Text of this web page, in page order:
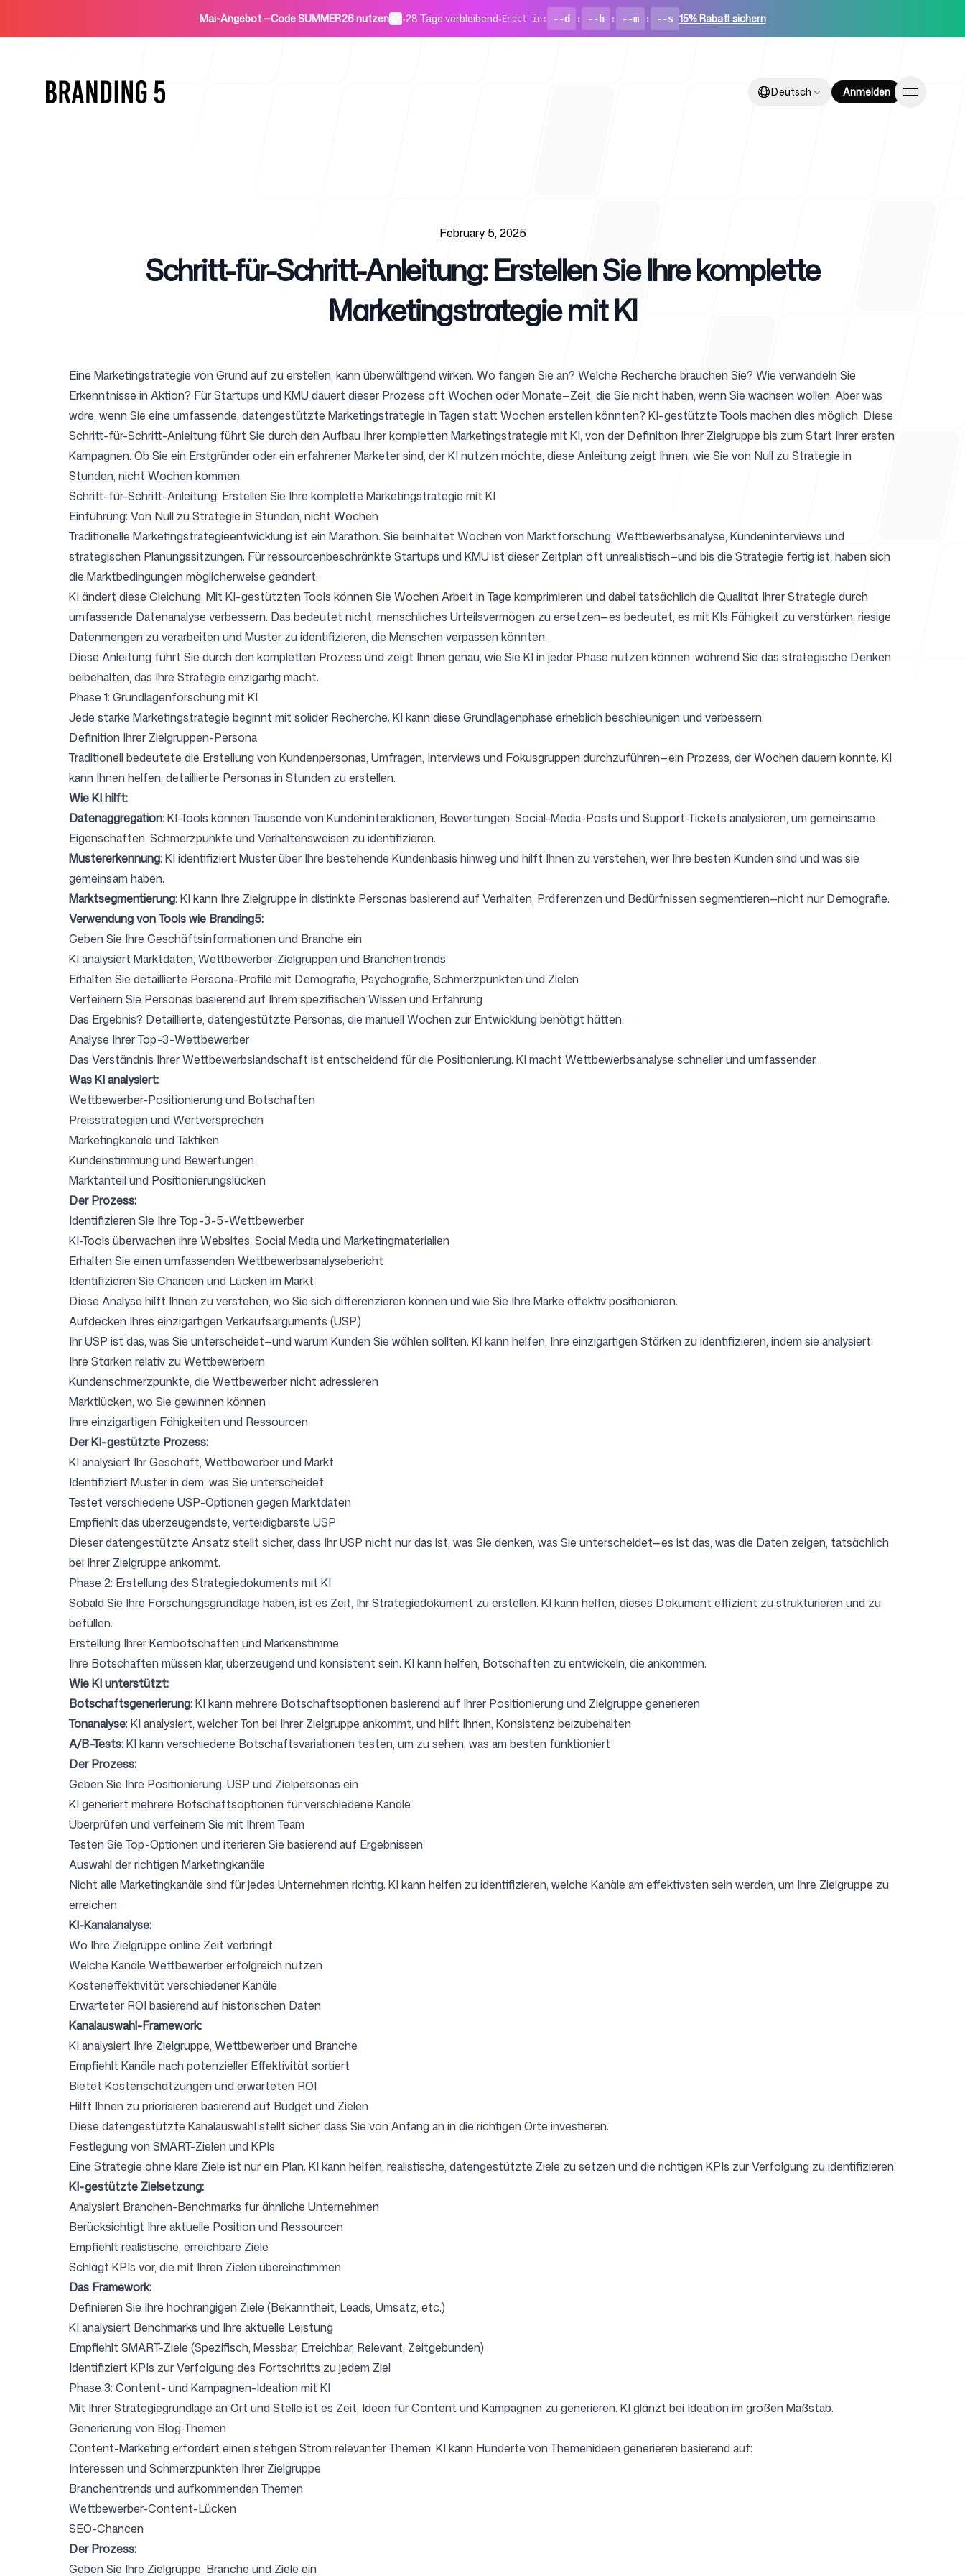
Mai-Angebot—Code SUMMER26 nutzen •28 Tage verbleibend• Endet in : --d : --h : --m : --s 15% Rabatt sichern
Deutsch Anmelden
Deutsch Anmelden
Blog
Preise Support
Kostenlose Tools
Kontakt
Anmelden Registrieren
February 5, 2025
Schritt-für-Schritt-Anleitung: Erstellen Sie Ihre komplette
Marketingstrategie mit KI
Eine Marketingstrategie von Grund auf zu erstellen, kann überwältigend wirken. Wo fangen Sie an? Welche Recherche brauchen Sie? Wie verwandeln Sie
Erkenntnisse in Aktion? Für Startups und KMU dauert dieser Prozess oft Wochen oder Monate—Zeit, die Sie nicht haben, wenn Sie wachsen wollen. Aber was
wäre, wenn Sie eine umfassende, datengestützte Marketingstrategie in Tagen statt Wochen erstellen könnten? KI-gestützte Tools machen dies möglich. Diese
Schritt-für-Schritt-Anleitung führt Sie durch den Aufbau Ihrer kompletten Marketingstrategie mit KI, von der Definition Ihrer Zielgruppe bis zum Start Ihrer ersten
Kampagnen. Ob Sie ein Erstgründer oder ein erfahrener Marketer sind, der KI nutzen möchte, diese Anleitung zeigt Ihnen, wie Sie von Null zu Strategie in
Stunden, nicht Wochen kommen.
Schritt-für-Schritt-Anleitung: Erstellen Sie Ihre komplette Marketingstrategie mit KI
Einführung: Von Null zu Strategie in Stunden, nicht Wochen
Traditionelle Marketingstrategieentwicklung ist ein Marathon. Sie beinhaltet Wochen von Marktforschung, Wettbewerbsanalyse, Kundeninterviews und
strategischen Planungssitzungen. Für ressourcenbeschränkte Startups und KMU ist dieser Zeitplan oft unrealistisch—und bis die Strategie fertig ist, haben sich
die Marktbedingungen möglicherweise geändert.
KI ändert diese Gleichung. Mit KI-gestützten Tools können Sie Wochen Arbeit in Tage komprimieren und dabei tatsächlich die Qualität Ihrer Strategie durch
umfassende Datenanalyse verbessern. Das bedeutet nicht, menschliches Urteilsvermögen zu ersetzen—es bedeutet, es mit KIs Fähigkeit zu verstärken, riesige
Datenmengen zu verarbeiten und Muster zu identifizieren, die Menschen verpassen könnten.
Diese Anleitung führt Sie durch den kompletten Prozess und zeigt Ihnen genau, wie Sie KI in jeder Phase nutzen können, während Sie das strategische Denken
beibehalten, das Ihre Strategie einzigartig macht.
Phase 1: Grundlagenforschung mit KI
Jede starke Marketingstrategie beginnt mit solider Recherche. KI kann diese Grundlagenphase erheblich beschleunigen und verbessern.
Definition Ihrer Zielgruppen-Persona
Traditionell bedeutete die Erstellung von Kundenpersonas, Umfragen, Interviews und Fokusgruppen durchzuführen—ein Prozess, der Wochen dauern konnte. KI
kann Ihnen helfen, detaillierte Personas in Stunden zu erstellen.
Wie KI hilft:
Datenaggregation: KI-Tools können Tausende von Kundeninteraktionen, Bewertungen, Social-Media-Posts und Support-Tickets analysieren, um gemeinsame
Eigenschaften, Schmerzpunkte und Verhaltensweisen zu identifizieren.
Mustererkennung: KI identifiziert Muster über Ihre bestehende Kundenbasis hinweg und hilft Ihnen zu verstehen, wer Ihre besten Kunden sind und was sie
gemeinsam haben.
Marktsegmentierung: KI kann Ihre Zielgruppe in distinkte Personas basierend auf Verhalten, Präferenzen und Bedürfnissen segmentieren—nicht nur Demografie.
Verwendung von Tools wie Branding5:
Geben Sie Ihre Geschäftsinformationen und Branche ein
KI analysiert Marktdaten, Wettbewerber-Zielgruppen und Branchentrends
Erhalten Sie detaillierte Persona-Profile mit Demografie, Psychografie, Schmerzpunkten und Zielen
Verfeinern Sie Personas basierend auf Ihrem spezifischen Wissen und Erfahrung
Das Ergebnis? Detaillierte, datengestützte Personas, die manuell Wochen zur Entwicklung benötigt hätten.
Analyse Ihrer Top-3-Wettbewerber
Das Verständnis Ihrer Wettbewerbslandschaft ist entscheidend für die Positionierung. KI macht Wettbewerbsanalyse schneller und umfassender.
Was KI analysiert:
Wettbewerber-Positionierung und Botschaften
Preisstrategien und Wertversprechen
Marketingkanäle und Taktiken
Kundenstimmung und Bewertungen
Marktanteil und Positionierungslücken
Der Prozess:
Identifizieren Sie Ihre Top-3-5-Wettbewerber
KI-Tools überwachen ihre Websites, Social Media und Marketingmaterialien
Erhalten Sie einen umfassenden Wettbewerbsanalysebericht
Identifizieren Sie Chancen und Lücken im Markt
Diese Analyse hilft Ihnen zu verstehen, wo Sie sich differenzieren können und wie Sie Ihre Marke effektiv positionieren.
Aufdecken Ihres einzigartigen Verkaufsarguments (USP)
Ihr USP ist das, was Sie unterscheidet—und warum Kunden Sie wählen sollten. KI kann helfen, Ihre einzigartigen Stärken zu identifizieren, indem sie analysiert:
Ihre Stärken relativ zu Wettbewerbern
Kundenschmerzpunkte, die Wettbewerber nicht adressieren
Marktlücken, wo Sie gewinnen können
Ihre einzigartigen Fähigkeiten und Ressourcen
Der KI-gestützte Prozess:
KI analysiert Ihr Geschäft, Wettbewerber und Markt
Identifiziert Muster in dem, was Sie unterscheidet
Testet verschiedene USP-Optionen gegen Marktdaten
Empfiehlt das überzeugendste, verteidigbarste USP
Dieser datengestützte Ansatz stellt sicher, dass Ihr USP nicht nur das ist, was Sie denken, was Sie unterscheidet—es ist das, was die Daten zeigen, tatsächlich
bei Ihrer Zielgruppe ankommt.
Phase 2: Erstellung des Strategiedokuments mit KI
Sobald Sie Ihre Forschungsgrundlage haben, ist es Zeit, Ihr Strategiedokument zu erstellen. KI kann helfen, dieses Dokument effizient zu strukturieren und zu
befüllen.
Erstellung Ihrer Kernbotschaften und Markenstimme
Ihre Botschaften müssen klar, überzeugend und konsistent sein. KI kann helfen, Botschaften zu entwickeln, die ankommen.
Wie KI unterstützt:
Botschaftsgenerierung: KI kann mehrere Botschaftsoptionen basierend auf Ihrer Positionierung und Zielgruppe generieren
Tonanalyse: KI analysiert, welcher Ton bei Ihrer Zielgruppe ankommt, und hilft Ihnen, Konsistenz beizubehalten
A/B-Tests: KI kann verschiedene Botschaftsvariationen testen, um zu sehen, was am besten funktioniert
Der Prozess:
Geben Sie Ihre Positionierung, USP und Zielpersonas ein
KI generiert mehrere Botschaftsoptionen für verschiedene Kanäle
Überprüfen und verfeinern Sie mit Ihrem Team
Testen Sie Top-Optionen und iterieren Sie basierend auf Ergebnissen
Auswahl der richtigen Marketingkanäle
Nicht alle Marketingkanäle sind für jedes Unternehmen richtig. KI kann helfen zu identifizieren, welche Kanäle am effektivsten sein werden, um Ihre Zielgruppe zu
erreichen.
KI-Kanalanalyse:
Wo Ihre Zielgruppe online Zeit verbringt
Welche Kanäle Wettbewerber erfolgreich nutzen
Kosteneffektivität verschiedener Kanäle
Erwarteter ROI basierend auf historischen Daten
Kanalauswahl-Framework:
KI analysiert Ihre Zielgruppe, Wettbewerber und Branche
Empfiehlt Kanäle nach potenzieller Effektivität sortiert
Bietet Kostenschätzungen und erwarteten ROI
Hilft Ihnen zu priorisieren basierend auf Budget und Zielen
Diese datengestützte Kanalauswahl stellt sicher, dass Sie von Anfang an in die richtigen Orte investieren.
Festlegung von SMART-Zielen und KPIs
Eine Strategie ohne klare Ziele ist nur ein Plan. KI kann helfen, realistische, datengestützte Ziele zu setzen und die richtigen KPIs zur Verfolgung zu identifizieren.
KI-gestützte Zielsetzung:
Analysiert Branchen-Benchmarks für ähnliche Unternehmen
Berücksichtigt Ihre aktuelle Position und Ressourcen
Empfiehlt realistische, erreichbare Ziele
Schlägt KPIs vor, die mit Ihren Zielen übereinstimmen
Das Framework:
Definieren Sie Ihre hochrangigen Ziele (Bekanntheit, Leads, Umsatz, etc.)
KI analysiert Benchmarks und Ihre aktuelle Leistung
Empfiehlt SMART-Ziele (Spezifisch, Messbar, Erreichbar, Relevant, Zeitgebunden)
Identifiziert KPIs zur Verfolgung des Fortschritts zu jedem Ziel
Phase 3: Content- und Kampagnen-Ideation mit KI
Mit Ihrer Strategiegrundlage an Ort und Stelle ist es Zeit, Ideen für Content und Kampagnen zu generieren. KI glänzt bei Ideation im großen Maßstab.
Generierung von Blog-Themen
Content-Marketing erfordert einen stetigen Strom relevanter Themen. KI kann Hunderte von Themenideen generieren basierend auf:
Interessen und Schmerzpunkten Ihrer Zielgruppe
Branchentrends und aufkommenden Themen
Wettbewerber-Content-Lücken
SEO-Chancen
Der Prozess:
Geben Sie Ihre Zielgruppe, Branche und Ziele ein